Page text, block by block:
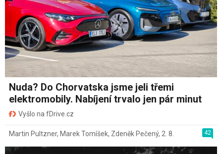
Nuda? Do Chorvatska jsme jeli třemi
elektromobily. Nabíjení trvalo jen pár minut
Vyšlo na fDrive.cz
42
Martin Pultzner, Marek Tomíšek, Zdeněk Pečený, 2. 8.